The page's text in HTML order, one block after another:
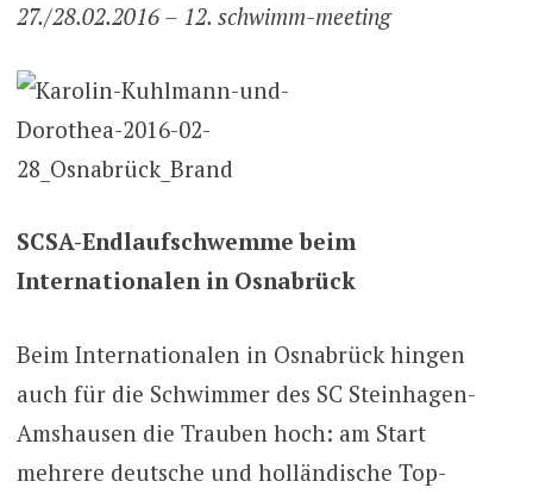
27./28.02.2016 – 12. schwimm-meeting
SCSA-Endlaufschwemme beim
Internationalen in Osnabrück
Beim Internationalen in Osnabrück hingen
auch für die Schwimmer des SC Steinhagen-
Amshausen die Trauben hoch: am Start
mehrere deutsche und holländische Top-